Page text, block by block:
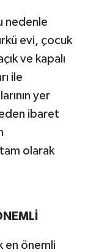
nedenle
evi, çocuk
ve kapalı
ile
yer
ibaret
olarak
en önemli